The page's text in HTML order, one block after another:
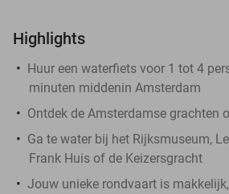
Highlights
Huur een waterfiets voor 1 tot 4
minuten middenin Amsterdam
Ontdek de Amsterdamse grachten
Ga te water bij het Rijksmuseum,
Frank Huis of de Keizersgracht
Jouw unieke rondvaart is